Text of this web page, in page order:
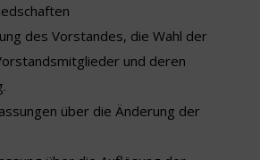
des Vorstandes, die Wahl der
und deren
über die Änderung der